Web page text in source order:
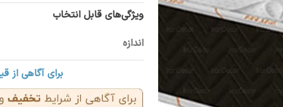
ویژگی‌های قابل انتخاب
اندازه
برای آگاهی از